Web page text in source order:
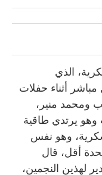
الذي
أثناء حفلات
ومحمد منير،
يرتدي طاقية
وهو نفس
أقل، قال
لهذين النجمين،